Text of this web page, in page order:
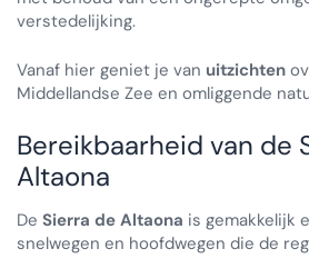
verstedelijking.
Vanaf hier geniet je van uitzichten
Middellandse Zee en omliggende
Bereikbaarheid van de
Altaona
De Sierra de Altaona is gemakkelijk
snelwegen en hoofdwegen die de